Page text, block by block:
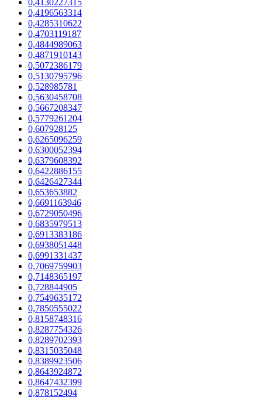
0,4130227315
0,4196563314
0,4285310622
0,4703119187
0,4844989063
0,4871910143
0,5072386179
0,5130795796
0,528985781
0,5630458708
0,5667208347
0,5779261204
0,607928125
0,6265096259
0,6300052394
0,6379608392
0,6422886155
0,6426427344
0,653653882
0,6691163946
0,6729050496
0,6835979513
0,6913383186
0,6938051448
0,6991331437
0,7069759903
0,7148365197
0,728844905
0,7549635172
0,7850555022
0,8158748316
0,8287754326
0,8289702393
0,8315035048
0,8389923506
0,8643924872
0,8647432399
0,878152494